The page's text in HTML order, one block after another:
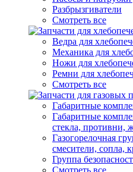
Разбрызгиватели
Смотреть все
Ведра для
Механика для
Ножи для
Ремни для
Смотреть все
Габаритные
Габаритные
стекла, противни,
Газогорелочная
смесители, сопла,
Группа
Смотреть все